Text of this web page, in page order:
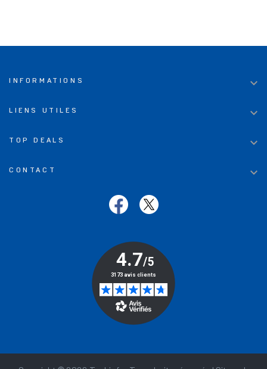
INFORMATIONS 
LIENS UTILES 
TOP DEALS 
CONTACT 